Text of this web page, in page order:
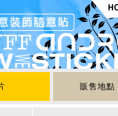
販售地點